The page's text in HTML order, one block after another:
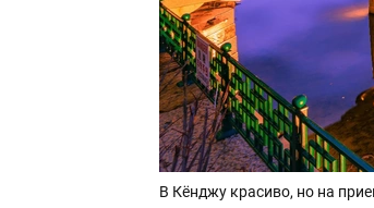
В Кёнджу красиво, но на